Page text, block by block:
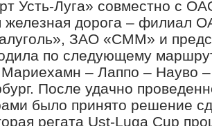
Усть-Луга» совместно с
железная дорога –
ЗАО «СММ» и
по следующему
– Лаппо – Науво
После удачно
было принято решение
регата Ust-Luga Cup